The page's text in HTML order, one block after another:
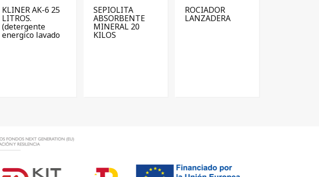
KLINER AK-6 25
LITROS.
(detergente
energico lavado
SEPIOLITA
ABSORBENTE
MINERAL 20
KILOS
ROCIADOR
LANZADERA